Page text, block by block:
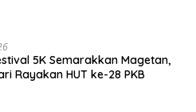
5K Semarakkan Magetan,
Rayakan HUT ke-28 PKB